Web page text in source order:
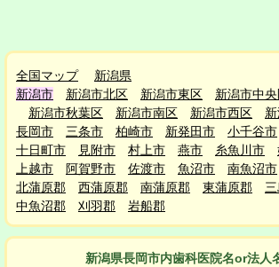
全国マップ
新潟県
新潟市
新潟市北区 新潟市東区 新潟市中
新潟市秋葉区
新潟市南区 新潟市西区
長岡市
三条市 柏崎市 新発田市 小千谷市
十日町市
見附市 村上市 燕市 糸魚川市
上越市
阿賀野市 佐渡市 魚沼市 南魚沼市
北蒲原郡
西蒲原郡 南蒲原郡 東蒲原郡
中魚沼郡
刈羽郡 岩船郡
新潟県長岡市内歯科医院名or法人